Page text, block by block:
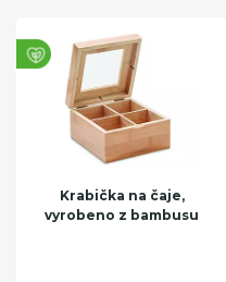
Krabička na čaje,
vyrobeno z bambusu